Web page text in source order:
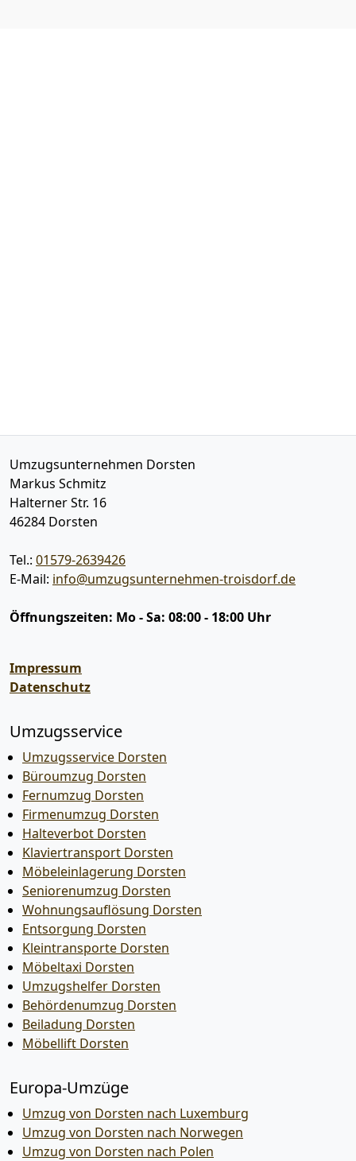
Umzugsunternehmen Dorsten
Markus Schmitz
Halterner Str. 16
46284 Dorsten
Tel.: 01579-2639426
E-Mail: info@umzugsunternehmen-troisdorf.de
Öffnungszeiten: Mo - Sa: 08:00 - 18:00 Uhr
Impressum
Datenschutz
Umzugsservice
Umzugsservice Dorsten
Büroumzug Dorsten
Fernumzug Dorsten
Firmenumzug Dorsten
Halteverbot Dorsten
Klaviertransport Dorsten
Möbeleinlagerung Dorsten
Seniorenumzug Dorsten
Wohnungsauflösung Dorsten
Entsorgung Dorsten
Kleintransporte Dorsten
Möbeltaxi Dorsten
Umzugshelfer Dorsten
Behördenumzug Dorsten
Beiladung Dorsten
Möbellift Dorsten
Europa-Umzüge
Umzug von Dorsten nach Luxemburg
Umzug von Dorsten nach Norwegen
Umzug von Dorsten nach Polen